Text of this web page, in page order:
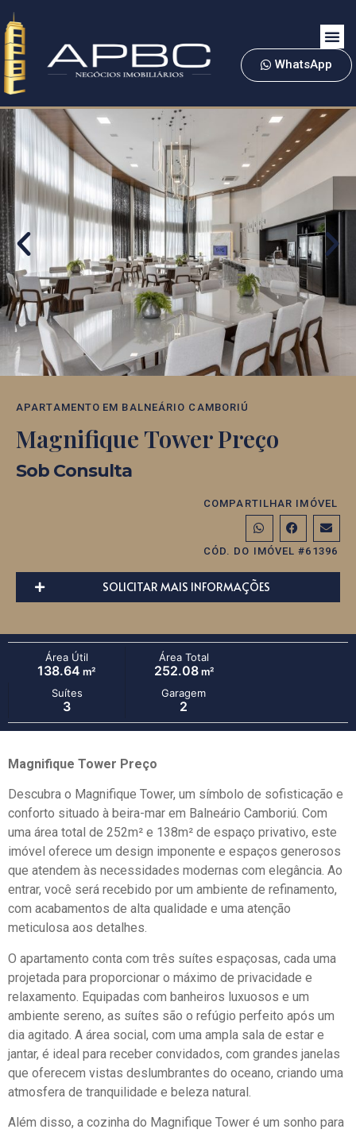
WhatsApp
APARTAMENTO EM BALNEÁRIO CAMBORIÚ
Magnifique Tower Preço
Sob Consulta
COMPARTILHAR IMÓVEL
CÓD. DO IMÓVEL #61396
SOLICITAR MAIS INFORMAÇÕES
Área Útil
138.64 m²
Área Total
252.08m²
Suítes
3
Garagem
2
Magnifique Tower Preço
Descubra o Magnifique Tower, um símbolo de sofisticação e
conforto situado à beira-mar em Balneário Camboriú. Com
uma área total de 252m² e 138m² de espaço privativo, este
imóvel oferece um design imponente e espaços generosos
que atendem às necessidades modernas com elegância. Ao
entrar, você será recebido por um ambiente de refinamento,
com acabamentos de alta qualidade e uma atenção
meticulosa aos detalhes.
O apartamento conta com três suítes espaçosas, cada uma
projetada para proporcionar o máximo de privacidade e
relaxamento. Equipadas com banheiros luxuosos e um
ambiente sereno, as suítes são o refúgio perfeito após um
dia agitado. A área social, com uma ampla sala de estar e
jantar, é ideal para receber convidados, com grandes janelas
que oferecem vistas deslumbrantes do oceano, criando uma
atmosfera de tranquilidade e beleza natural.
Além disso, a cozinha do Magnifique Tower é um sonho para